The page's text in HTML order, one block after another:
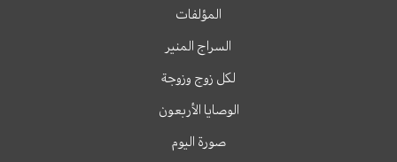
المؤلفات
السراج المنير
لكل زوج وزوجة
الوصايا الأربعون
صورة اليوم